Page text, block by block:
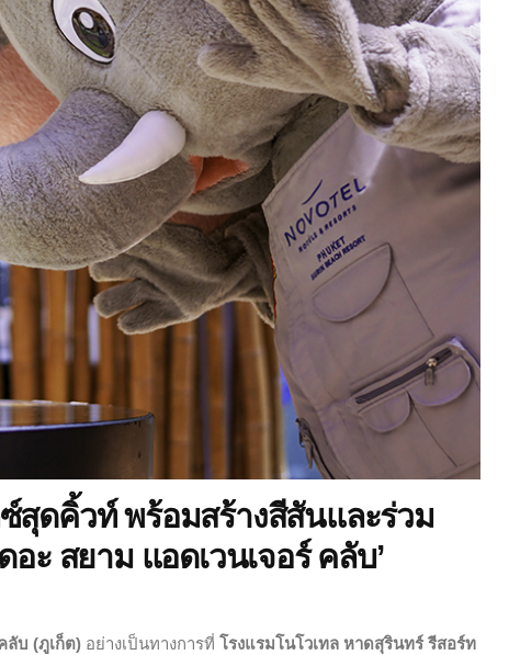
ซ์สุดคิ้วท์ พร้อมสร้างสีสันและร่วม
ะ สยาม แอดเวนเจอร์ คลับ’
ลับ (ภูเก็ต) อย่างเป็นทางการที่ โรงแรมโนโวเทล หาดสุรินทร์ รีสอร์ท